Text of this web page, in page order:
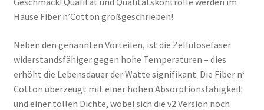
Hause Fiber n’Cotton großgeschrieben!
Neben den genannten Vorteilen, ist die Zellulosefaser
widerstandsfähiger gegen hohe Temperaturen – dies
erhöht die Lebensdauer der Watte signifikant. Die Fiber n‘
Cotton überzeugt mit einer hohen Absorptionsfähigkeit
und einer tollen Dichte, wobei sich die v2 Version noch